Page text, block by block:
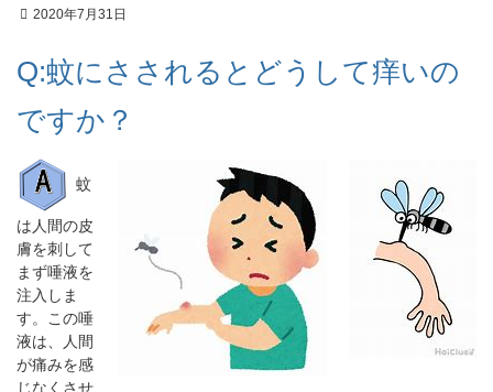
2020年7月31日
Q:蚊にさされるとどうして痒いの
ですか？
蚊
は人間の皮
膚を刺して
まず唾液を
注入しま
す。この唾
液は、人間
が痛みを感
じなくさせ